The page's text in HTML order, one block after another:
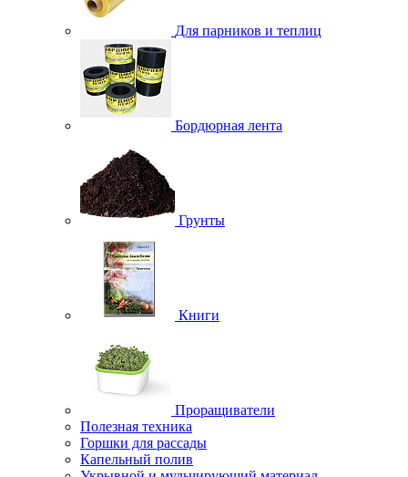
Для парников и теплиц
Бордюрная лента
Грунты
Книги
Проращиватели
Полезная техника
Горшки для рассады
Капельный полив